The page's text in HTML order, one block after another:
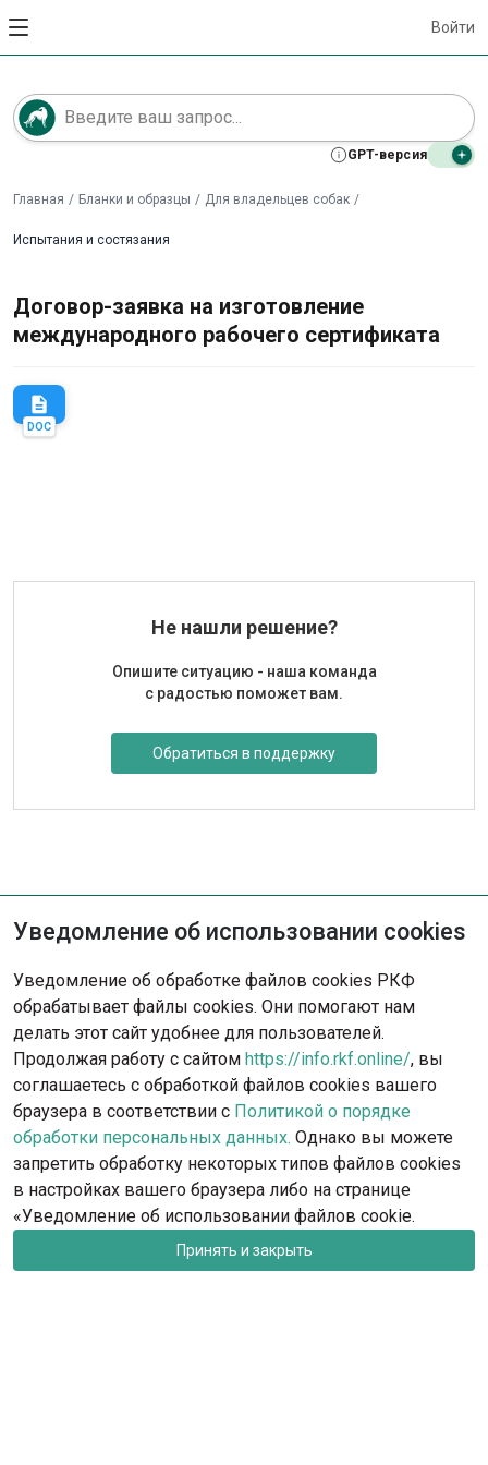
Войти
GPT-версия
Главная / Бланки и образцы / Для владельцев собак /
Испытания и состязания
Договор-заявка на изготовление
международного рабочего сертификата
description
DOC
Не нашли решение?
Опишите ситуацию - наша команда
с радостью поможет вам.
Обратиться в поддержку
Уведомление об использовании cookies
Уведомление об обработке файлов cookies РКФ
обрабатывает файлы cookies. Они помогают нам
делать этот сайт удобнее для пользователей.
Продолжая работу с сайтом https://info.rkf.online/, вы
соглашаетесь с обработкой файлов cookies вашего
браузера в соответствии с Политикой о порядке
обработки персональных данных. Однако вы можете
запретить обработку некоторых типов файлов cookies
в настройках вашего браузера либо на странице
«Уведомление об использовании файлов cookie.
Принять и закрыть